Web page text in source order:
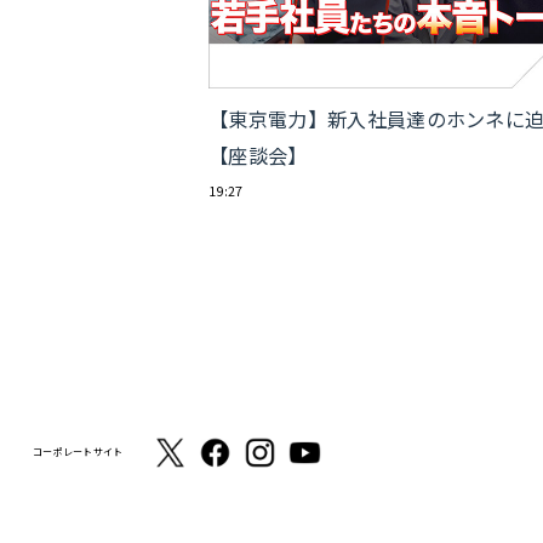
【東京電力】新入社員達のホンネに
【座談会】
19:27
コーポレートサイト